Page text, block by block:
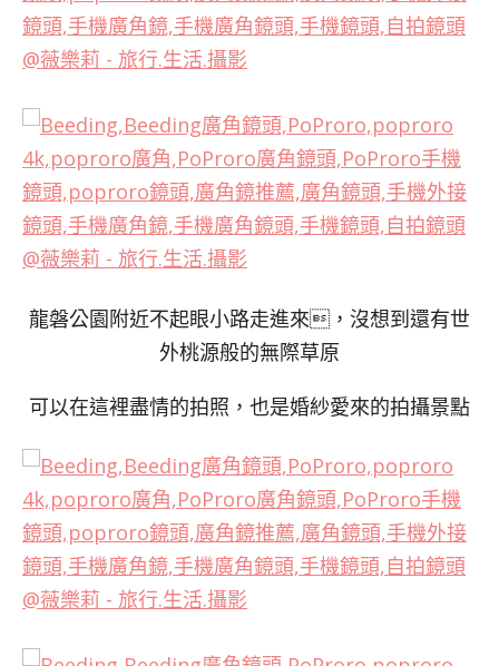
龍磐公園附近不起眼小路走進來，沒想到還有世
外桃源般的無際草原
可以在這裡盡情的拍照，也是婚紗愛來的拍攝景點